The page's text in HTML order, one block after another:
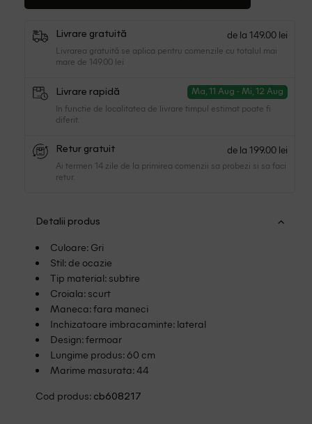
Livrare gratuită de la 149.00 lei
Livrarea gratuită se aplica pentru comenzile cu totalul mai
mare de 149.00 lei
Livrare rapidă Ma, 11 Aug - Mi, 12 Aug
In functie de localitatea de livrare timpul estimat poate fi
diferit.
Retur gratuit de la 199.00 lei
Ai termen 14 zile de la primirea comenzii sa probezi si sa faci
retur.
Detalii produs
Culoare: Gri
Stil: de ocazie
Tip material: subtire
Croiala: scurt
Maneca: fara maneci
Inchizatoare imbracaminte: lateral
Design: fermoar
Lungime produs: 60 cm
Marime masurata: 44
Cod produs: cb608217